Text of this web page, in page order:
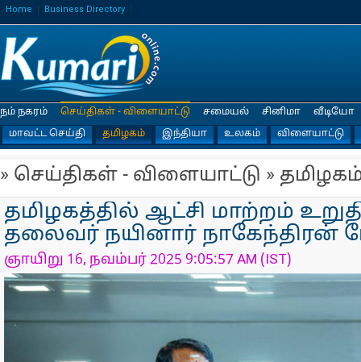
Home Business Directory
நம் நகரம்
செய்திகள் - விளையாட்டு
மாவட்ட செய்தி
தமிழகம் இந்தியா உலகம் விளையாட்டு
சமையல் சினிமா வீடியோ
» செய்திகள் - விளையாட்டு »
தமிழகத்தில் ஆட்சி மாற்றம்
தலைவர் நயினார் நாகேந்திரன்
ஞாயிறு 16, நவம்பர் 2025 9:05:57 AM (IST)